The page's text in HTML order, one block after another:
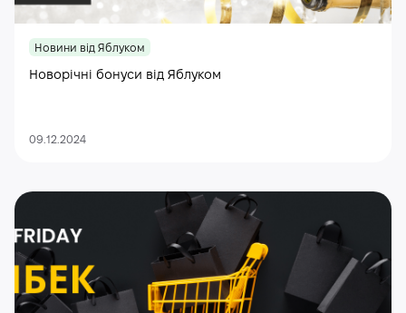
Новини від Яблуком
Новорічні бонуси від Яблуком
09.12.2024